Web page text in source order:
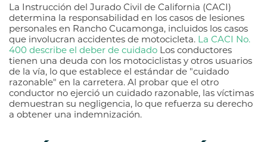
La Instrucción del Jurado Civil de California (CACI)
determina la responsabilidad en los casos de lesiones
personales en Rancho Cucamonga, incluidos los casos
que involucran accidentes de motocicleta. La CACI No.
400 describe el deber de cuidado Los conductores
tienen una deuda con los motociclistas y otros usuarios
de la vía, lo que establece el estándar de "cuidado
razonable" en la carretera. Al probar que el otro
conductor no ejerció un cuidado razonable, las víctimas
demuestran su negligencia, lo que refuerza su derecho
a obtener una indemnización.